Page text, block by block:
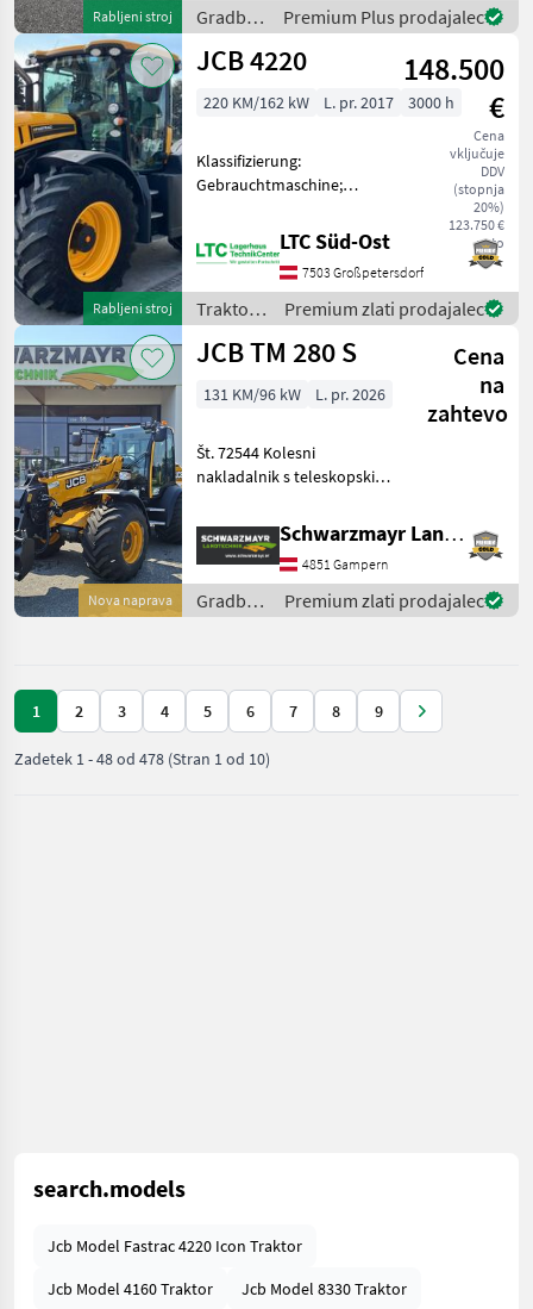
Rabljeni stroj
Landschaftsbau? Dieser JCB
Gradbeni
stroji /
JCB
Premium Plus prodajalec
Rabljeni stroj
JCB 4220
148.500
€
Cena
vključuje
DDV
(stopnja
20%)
123.750 €
neto
220 KM/162 kW L. pr. 2017 3000 h
Klassifizierung:
Gebrauchtmaschine;
Oberlenker vorne: Ja;
Außenbedienung
Frontkraftheber: Ja; Anzahl
der Steuergeräte
doppeltwirkend vorne:
LTC Süd-Ost
7503 Großpetersdorf
Traktor /
JCB
Premium zlati prodajalec
Nova naprava
JCB TM 280 S
Cena
na
zahtevo
131 KM/96 kW L. pr. 2026
Št. 72544 Kolesni
nakladalnik s teleskopskim
krmiljenjem - z višino dviga
4, 8 m - z nosilnostjo 2.700
kg - s 4-valjnim motorjem
JCB Ecomax Com
Schwarzmayr Landtechnik GmbH - Gampern
4851 Gampern
Gradbeni
stroji /
Premium zlati prodajalec
1 2 3 4 5 6 7 8 9
Zadetek 1-48od 478 (Stran 1 od 10)
search.models
Jcb Model Fastrac 4220 Icon Traktor
Jcb Model 4160 Traktor
Jcb Model 8330 Traktor